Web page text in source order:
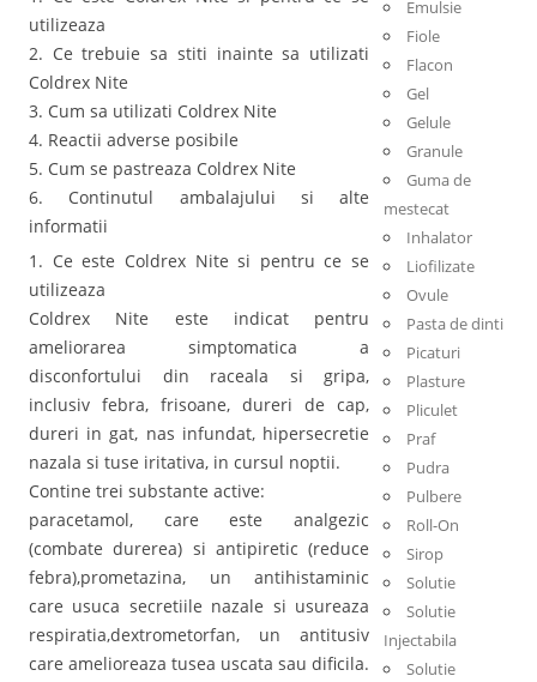
utilizeaza
2. Ce trebuie sa stiti inainte sa utilizati
Coldrex Nite
3. Cum sa utilizati Coldrex Nite
4. Reactii adverse posibile
5. Cum se pastreaza Coldrex Nite
6. Continutul ambalajului si alte
informatii
1. Ce este Coldrex Nite si pentru ce se
utilizeaza
Coldrex Nite este indicat pentru
ameliorarea simptomatica a
disconfortului din raceala si gripa,
inclusiv febra, frisoane, dureri de cap,
dureri in gat, nas infundat, hipersecretie
nazala si tuse iritativa, in cursul noptii.
Contine trei substante active:
paracetamol, care este analgezic
(combate durerea) si antipiretic (reduce
febra),prometazina, un antihistaminic
care usuca secretiile nazale si usureaza
respiratia,dextrometorfan, un antitusiv
care amelioreaza tusea uscata sau dificila.
Emulsie
Fiole
Flacon
Gel
Gelule
Granule
Guma de
mestecat
Inhalator
Liofilizate
Ovule
Pasta de dinti
Picaturi
Plasture
Pliculet
Praf
Pudra
Pulbere
Roll-On
Sirop
Solutie
Solutie
Injectabila
Solutie